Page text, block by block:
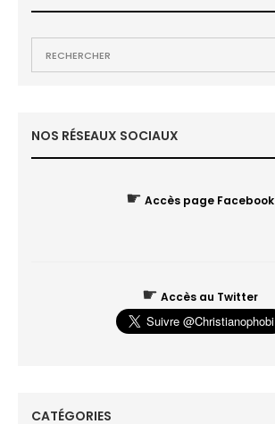
NOS RÉSEAUX SOCIAUX
☛ Accès page Facebook
☛ Accès au Twitter
CATÉGORIES